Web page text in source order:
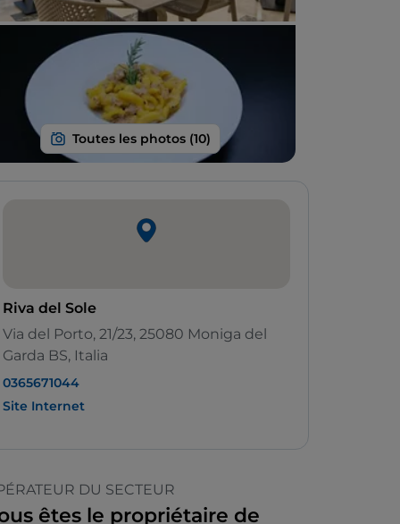
Riva del Sole
Via del Porto, 21/23, 25080 Moniga del
Garda BS, Italia
0365671044
Site Internet
DU SECTEUR
êtes le propriétaire de